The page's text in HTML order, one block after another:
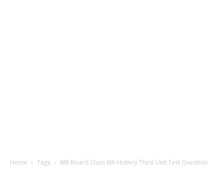
Home Tags WB Board Class 6th History Third Unit Test Question